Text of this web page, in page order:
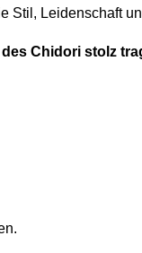
Stil, Leidenschaft
Chidori stolz